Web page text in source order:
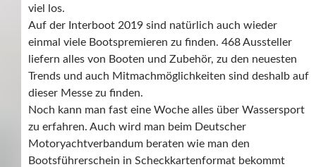
viel los.
Auf der Interboot 2019 sind natürlich auch wieder
einmal viele Bootspremieren zu finden. 468 Aussteller
liefern alles von Booten und Zubehör, zu den neuesten
Trends und auch Mitmachmöglichkeiten sind deshalb auf
dieser Messe zu finden.
Noch kann man fast eine Woche alles über Wassersport
zu erfahren. Auch wird man beim Deutscher
Motoryachtverbandum beraten wie man den
Bootsführerschein in Scheckkartenformat bekommt